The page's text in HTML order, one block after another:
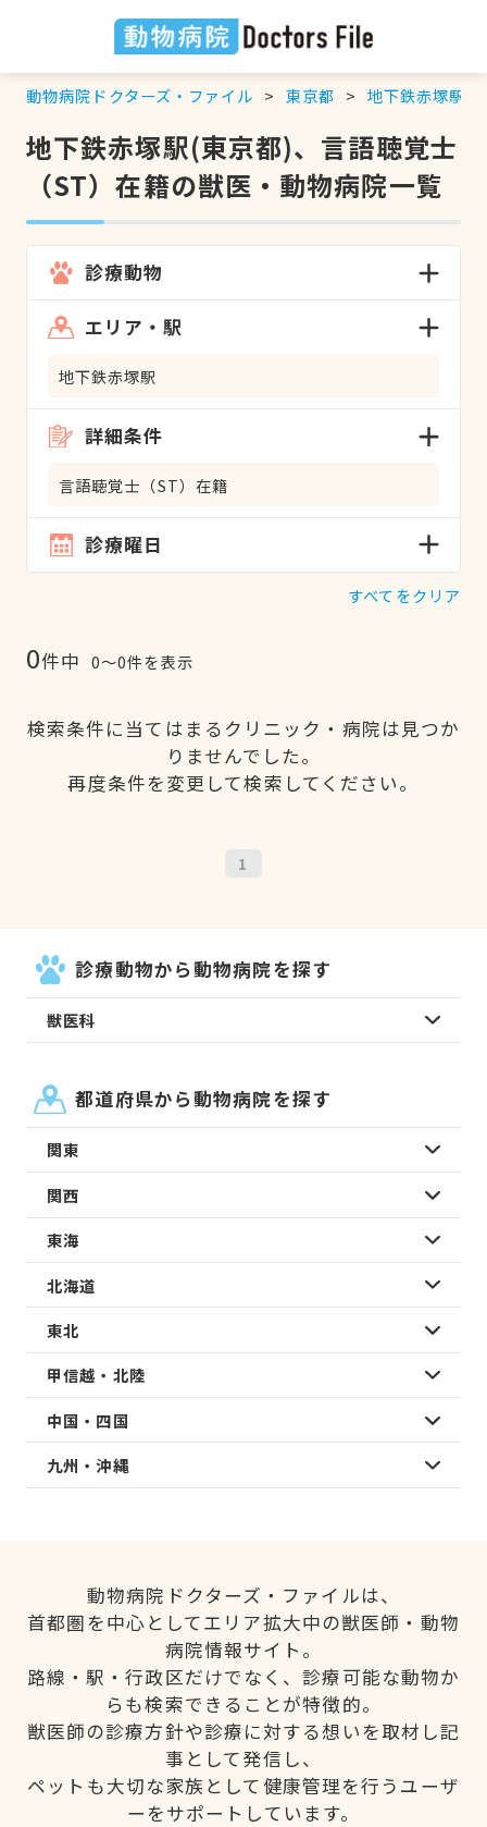
動物病院ドクターズ・ファイル 東京都 地下鉄赤塚駅
地下鉄赤塚駅(東京都)、言語聴覚士
（ST）在籍の獣医・動物病院一覧
診療動物
エリア・駅
地下鉄赤塚駅
詳細条件
言語聴覚士（ST）在籍
診療曜日
すべてをクリア
0件中 0〜0件を表示
検索条件に当てはまるクリニック・病院は見つか
りませんでした。
再度条件を変更して検索してください。
1
診療動物から動物病院を探す
獣医科
都道府県から動物病院を探す
関東
関西
東海
北海道
東北
甲信越・北陸
中国・四国
九州・沖縄
動物病院ドクターズ・ファイルは、
首都圏を中心としてエリア拡大中の獣医師・動物
病院情報サイト。
路線・駅・行政区だけでなく、診療可能な動物か
らも検索できることが特徴的。
獣医師の診療方針や診療に対する想いを取材し記
事として発信し、
ペットも大切な家族として健康管理を行うユーザ
ーをサポートしています。